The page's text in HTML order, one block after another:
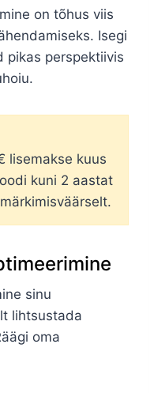
on tõhus viis
Isegi
pikas perspektiivis
lisemakse kuus
kuni 2 aastat
sinu
lihtsustada
oma